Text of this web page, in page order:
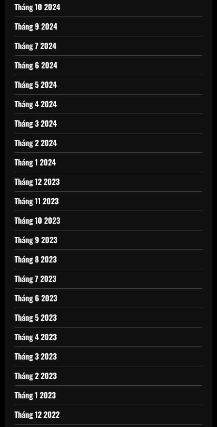
Tháng 10 2024
Tháng 9 2024
Tháng 7 2024
Tháng 6 2024
Tháng 5 2024
Tháng 4 2024
Tháng 3 2024
Tháng 2 2024
Tháng 1 2024
Tháng 12 2023
Tháng 11 2023
Tháng 10 2023
Tháng 9 2023
Tháng 8 2023
Tháng 7 2023
Tháng 6 2023
Tháng 5 2023
Tháng 4 2023
Tháng 3 2023
Tháng 2 2023
Tháng 1 2023
Tháng 12 2022